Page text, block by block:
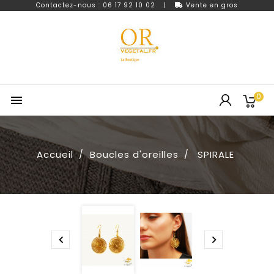
Contactez-nous : 06 17 92 10 02 | Vente en gros
 0
Accueil Boucles d'oreilles SPIRALE
 